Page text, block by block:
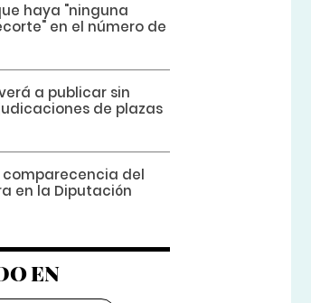
haya "ninguna
en el número de
a publicar sin
de plazas
comparecencia del
en la Diputación
EN